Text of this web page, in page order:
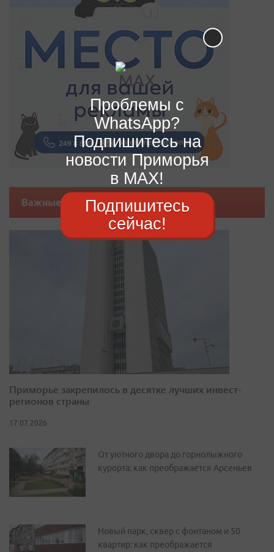
Важные новости
Приморье закрепилось в десятке лучших инвест-
регионов страны
17.07.2026
От уютного двора до горнолыжного
курорта: как преображается Арсеньев
Новый парк, сквер с фонтаном и 50
квартир: как преображается
Проблемы с
WhatsApp?
Подпишитесь на
новости Приморья
в MAX!
Подпишитесь
сейчас!